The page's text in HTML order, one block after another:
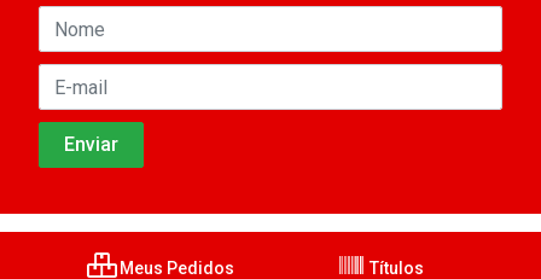
Meus Pedidos Títulos